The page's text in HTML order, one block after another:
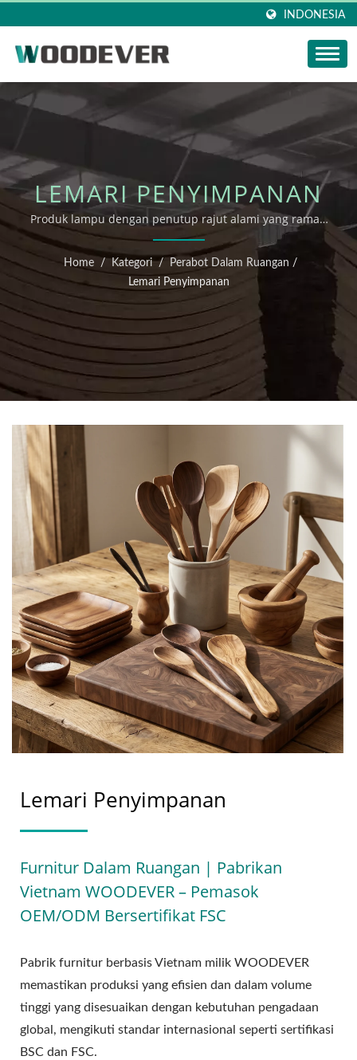
INDONESIA
LEMARI PENYIMPANAN
Produk lampu dengan penutup rajut alami yang ramah
lingkungan bersertifikat FSC dari pabrik rajutan rumah
di Vietnam dengan layanan kustomisasi fleksibel satu
atap.
Home / Kategori / Perabot Dalam Ruangan /
Lemari Penyimpanan
Lemari Penyimpanan
Furnitur Dalam Ruangan | Pabrikan
Vietnam WOODEVER – Pemasok
OEM/ODM Bersertifikat FSC
Pabrik furnitur berbasis Vietnam milik WOODEVER
memastikan produksi yang efisien dan dalam volume
tinggi yang disesuaikan dengan kebutuhan pengadaan
global, mengikuti standar internasional seperti sertifikasi
BSC dan FSC.